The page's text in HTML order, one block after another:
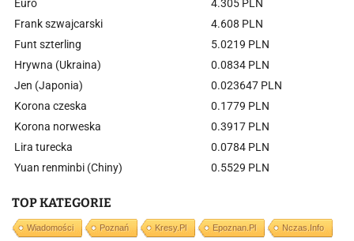
Euro
4.305 PLN
Frank szwajcarski
4.608 PLN
Funt szterling
5.0219 PLN
Hrywna (Ukraina)
0.0834 PLN
Jen (Japonia)
0.023647 PLN
Korona czeska
0.1779 PLN
Korona norweska
0.3917 PLN
Lira turecka
0.0784 PLN
Yuan renminbi (Chiny)
0.5529 PLN
TOP KATEGORIE
Wiadomości Poznań Kresy.pl Epoznan.pl Nczas.info